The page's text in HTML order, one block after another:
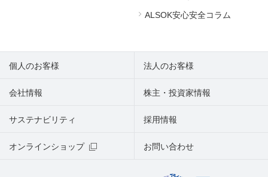
ALSOK安心安全コラム
個人のお客様 法人のお客様
会社情報 株主・投資家情報
サステナビリティ
オンラインショップ お問い合わせ
採用情報